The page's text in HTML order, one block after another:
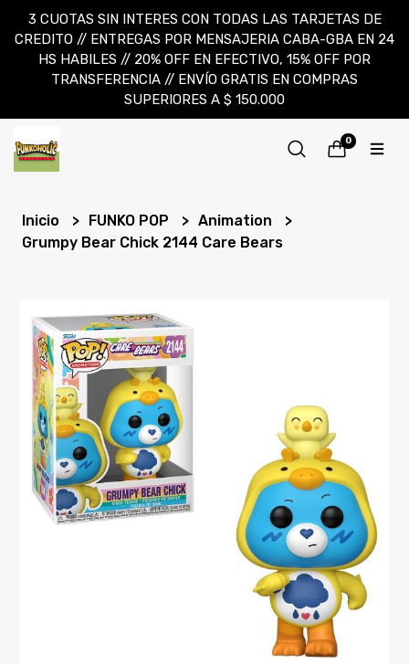
3 CUOTAS SIN INTERES CON TODAS LAS TARJETAS DE
CREDITO // ENTREGAS POR MENSAJERIA CABA-GBA EN 24
HS HABILES // 20% OFF EN EFECTIVO, 15% OFF POR
TRANSFERENCIA // ENVÍO GRATIS EN COMPRAS
SUPERIORES A $ 150.000
0
Inicio FUNKO POP
Animation
Grumpy Bear Chick 2144 Care Bears